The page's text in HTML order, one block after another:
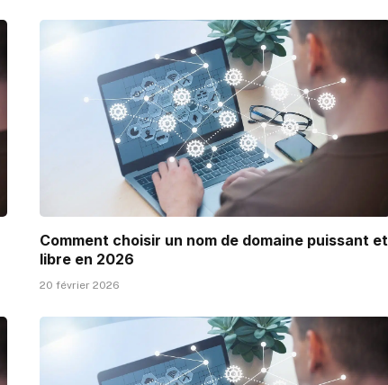
Comment choisir un nom de domaine puissant et
libre en 2026
20 février 2026